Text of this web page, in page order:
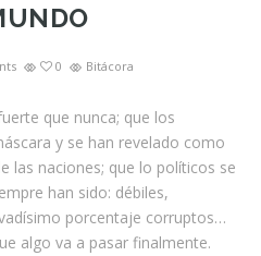
0 Bitácora
que nunca; que los
y se han revelado como
las naciones; que lo políticos se
han sido: débiles,
porcentaje corruptos…
algo va a pasar finalmente.